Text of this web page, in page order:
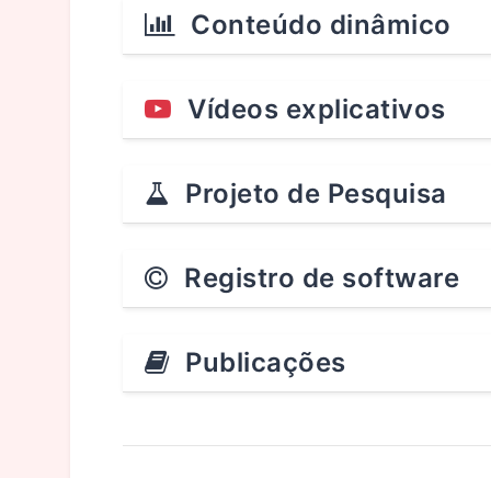
Conteúdo dinâmico
Vídeos explicativos
Projeto de Pesquisa
Registro de software
Publicações